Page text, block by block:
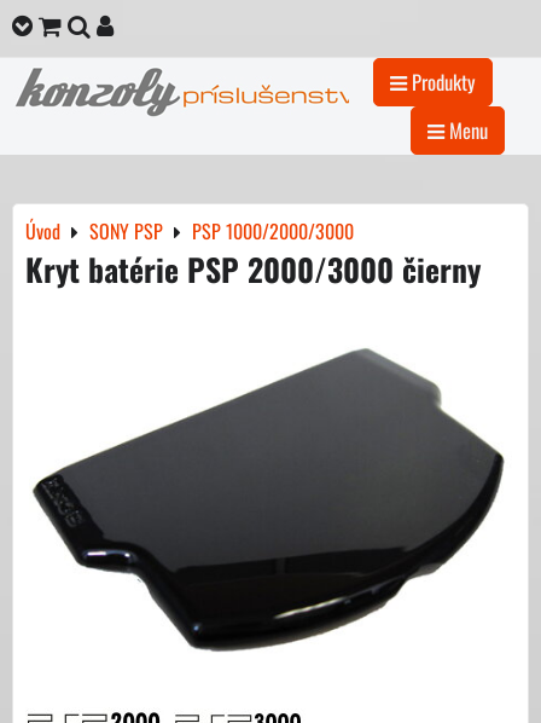
Produkty
Menu
Úvod SONY PSP PSP 1000/2000/3000
Kryt batérie PSP 2000/3000 čierny